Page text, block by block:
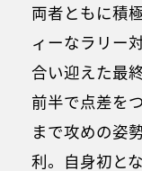
両者ともに積
ィーなラリー
合い迎えた最
前半で点差を
まで攻めの姿
利。自身初と